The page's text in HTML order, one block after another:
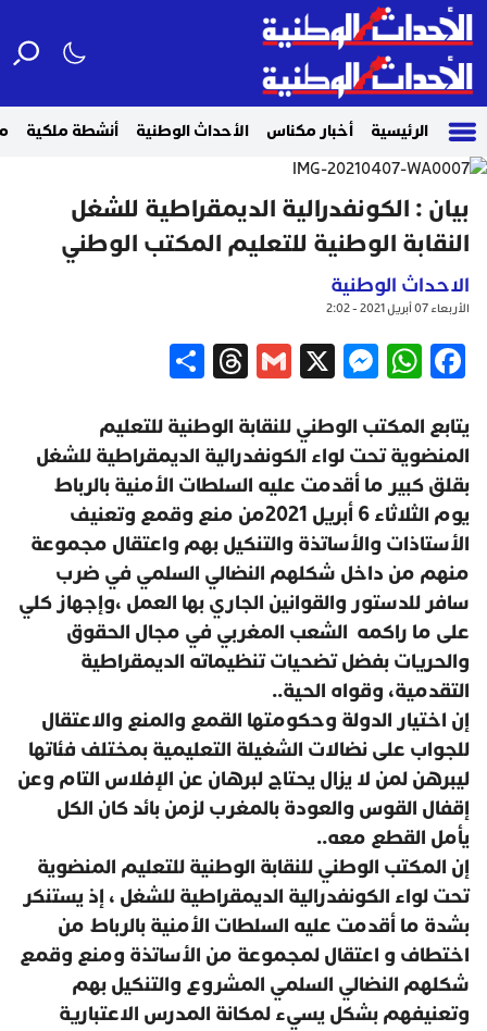
الرئيسية أخبار مكناس الأحداث الوطنية أنشطة ملكية
بيان : الكونفدرالية الديمقراطية للشغل
النقابة الوطنية للتعليم المكتب الوطني
الاحداث الوطنية
الأربعاء 07 أبريل 2021 - 2:02
Facebook
WhatsApp
Messenger
X
Gmail
Threads
يتابع المكتب الوطني للنقابة الوطنية للتعليم
المنضوية تحت لواء الكونفدرالية الديمقراطية للشغل
بقلق كبير ما أقدمت عليه السلطات الأمنية بالرباط
يوم الثلاثاء 6 أبريل 2021من منع وقمع وتعنيف
الأستاذات والأساتذة والتنكيل بهم واعتقال مجموعة
منهم من داخل شكلهم النضالي السلمي في ضرب
سافر للدستور والقوانين الجاري بها العمل ،وإجهاز كلي
على ما راكمه الشعب المغربي في مجال الحقوق
والحريات بفضل تضحيات تنظيماته الديمقراطية
التقدمية، وقواه الحية..
إن اختيار الدولة وحكومتها القمع والمنع والاعتقال
للجواب على نضالات الشغيلة التعليمية بمختلف فئاتها
ليبرهن لمن لا يزال يحتاج لبرهان عن الإفلاس التام وعن
إقفال القوس والعودة بالمغرب لزمن بائد كان الكل
يأمل القطع معه..
إن المكتب الوطني للنقابة الوطنية للتعليم المنضوية
تحت لواء الكونفدرالية الديمقراطية للشغل ، إذ يستنكر
بشدة ما أقدمت عليه السلطات الأمنية بالرباط من
اختطاف و اعتقال لمجموعة من الأساتذة ومنع وقمع
شكلهم النضالي السلمي المشروع والتنكيل بهم
وتعنيفهم بشكل يسيء لمكانة المدرس الاعتبارية